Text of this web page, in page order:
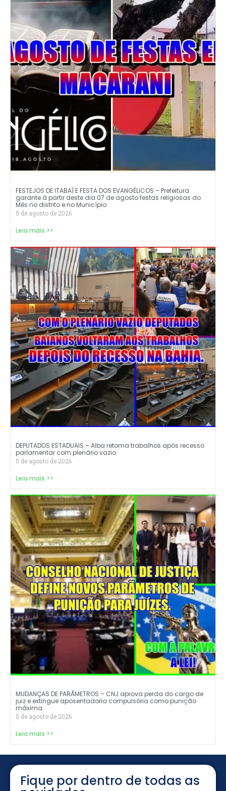
FESTEJOS DE ITABAÍ E FESTA DOS EVANGÉLICOS – Prefeitura
garante à partir deste dia 07 de agosto festas religiosas do
Mês no distrito e no Município.
5 de agosto de 2026
Leia mais >>
DEPUTADOS ESTADUAIS – Alba retoma trabalhos após recesso
parlamentar com plenário vazio.
5 de agosto de 2026
Leia mais >>
MUDANÇAS DE PARÃMETROS – CNJ aprova perda do cargo de
juiz e extingue aposentadoria compulsória como punição
máxima.
5 de agosto de 2026
Leia mais >>
Fique por dentro de todas as